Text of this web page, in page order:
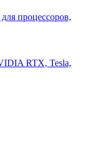
процессоров,
RTX, Tesla,